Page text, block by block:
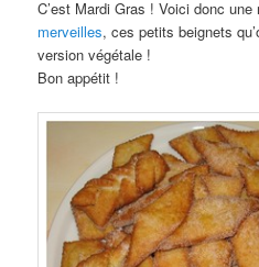
C’est Mardi Gras ! Voici donc
merveilles, ces petits beignets
version végétale !
Bon appétit !